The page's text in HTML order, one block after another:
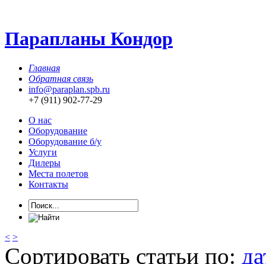
Парапланы Кондор
Главная
Обратная связь
info@paraplan.spb.ru
+7 (911) 902-77-29
О нас
Оборудование
Оборудование б/у
Услуги
Дилеры
Места полетов
Контакты
< >
Сортировать статьи по: